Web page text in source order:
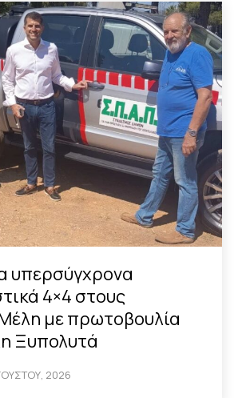
υπερσύγχρονα
4×4 στους
με πρωτοβουλία
Ξυπολυτά
2026